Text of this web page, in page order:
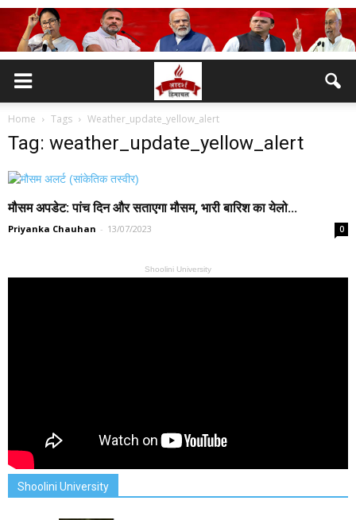
Home Tags Weather_update_yellow_alert
Tag: weather_update_yellow_alert
मौसम अपडेट: पांच दिन और सताएगा मौसम, भारी बारिश का येलो...
Priyanka Chauhan - 13/07/2023 0
Shoolini University
Shoolini University